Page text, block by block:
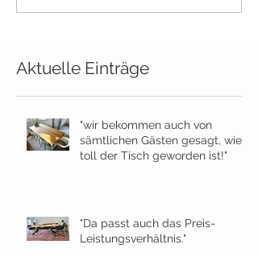
Aktuelle Einträge
"wir bekommen auch von
sämtlichen Gästen gesagt, wie
toll der Tisch geworden ist!"
"Da passt auch das Preis-
Leistungsverhältnis."